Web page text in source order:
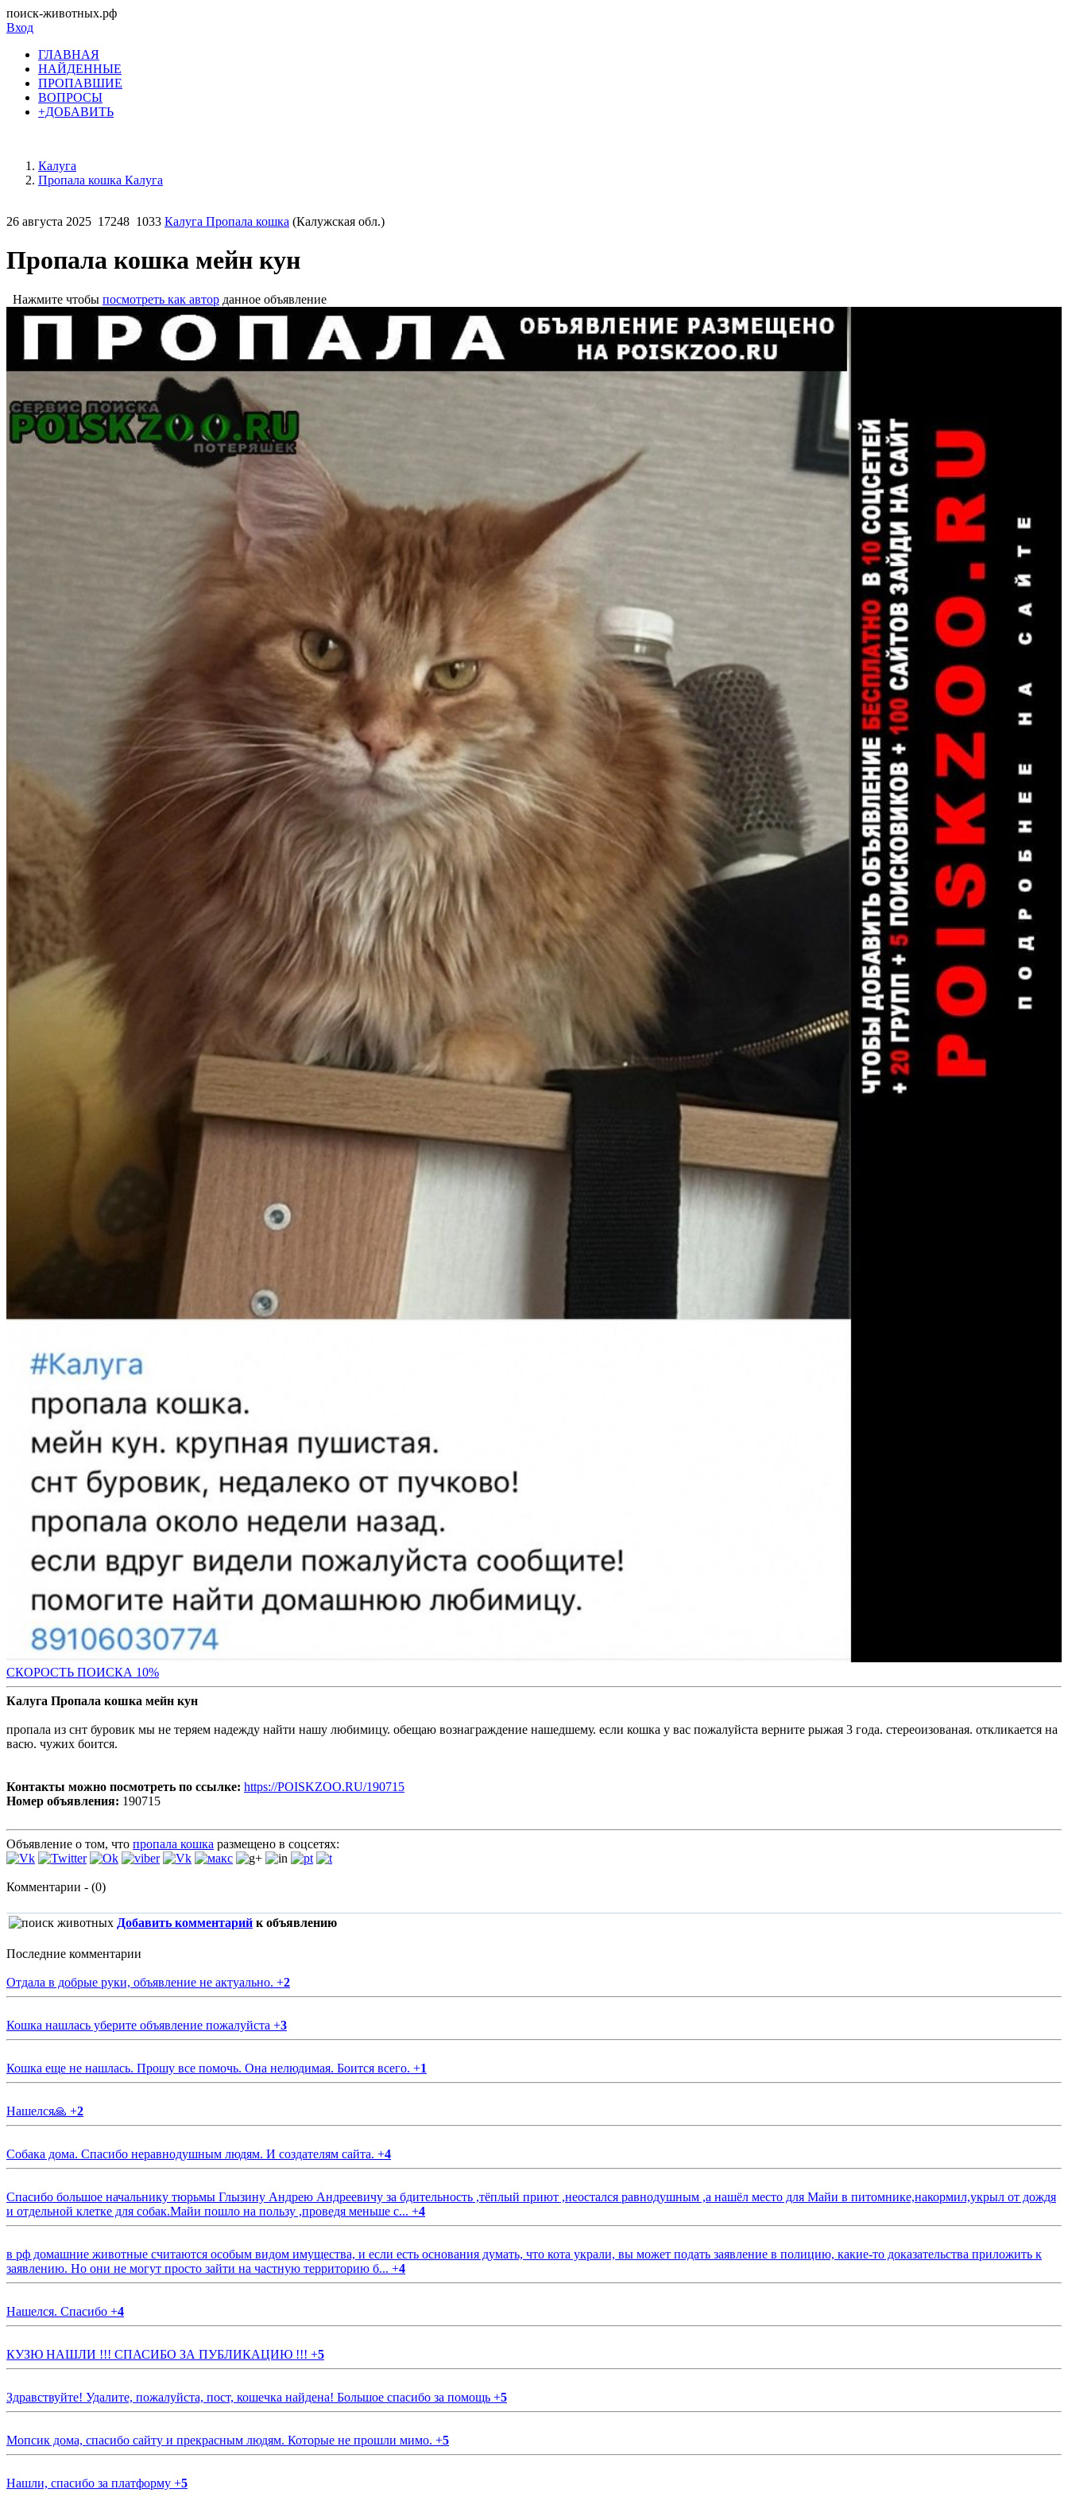
поиск-животных.рф
Вход
ГЛАВНАЯ
НАЙДЕННЫЕ
ПРОПАВШИЕ
ВОПРОСЫ
+ДОБАВИТЬ
Калуга
Пропала кошка Калуга
26 августа 2025 17248 1033 Калуга Пропала кошка (Калужская обл.)
Пропала кошка мейн кун
Нажмите чтобы посмотреть как автор данное объявление
СКОРОСТЬ ПОИСКА 10%
Калуга Пропала кошка мейн кун
пропала из снт буровик мы не теряем надежду найти нашу любимицу. обещаю вознаграждение нашедшему. если кошка у вас пожалуйста верните рыжая 3 года. стереоизованая. откликается на
васю. чужих боится.
Контакты можно посмотреть по ссылке: https://POISKZOO.RU/190715
Номер объявления: 190715
Объявление о том, что пропала кошка размещено в соцсетях:
Комментарии - (0)
Добавить комментарий к объявлению
Последние комментарии
Отдала в добрые руки, объявление не актуально. +2
Кошка нашлась уберите объявление пожалуйста +3
Кошка еще не нашлась. Прошу все помочь. Она нелюдимая. Боится всего. +1
Нашелся🙏 +2
Собака дома. Спасибо неравнодушным людям. И создателям сайта. +4
Спасибо большое начальнику тюрьмы Глызину Андрею Андреевичу за бдительность ,тёплый приют ,неостался равнодушным ,а нашёл место для Майи в питомнике,накормил,укрыл от дождя
и отдельной клетке для собак.Майи пошло на пользу ,проведя меньше с... +4
в рф домашние животные считаются особым видом имущества, и если есть основания думать, что кота украли, вы может подать заявление в полицию, какие-то доказательства приложить к
заявлению. Но они не могут просто зайти на частную территорию б... +4
Нашелся. Спасибо +4
КУЗЮ НАШЛИ !!! СПАСИБО ЗА ПУБЛИКАЦИЮ !!! +5
Здравствуйте! Удалите, пожалуйста, пост, кошечка найдена! Большое спасибо за помощь +5
Мопсик дома, спасибо сайту и прекрасным людям. Которые не прошли мимо. +5
Нашли, спасибо за платформу +5